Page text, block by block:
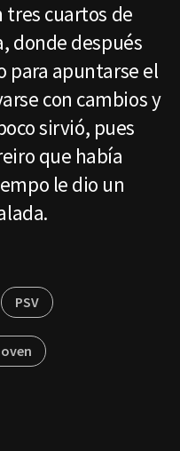
tres cuartos de
donde después
para apuntarse el
con cambios y
sirvió, pues
que había
le dio un
PSV